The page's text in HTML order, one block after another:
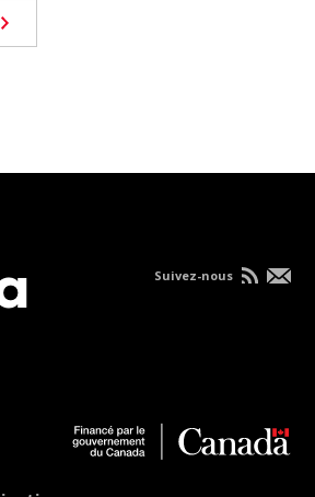
Suivez-nous